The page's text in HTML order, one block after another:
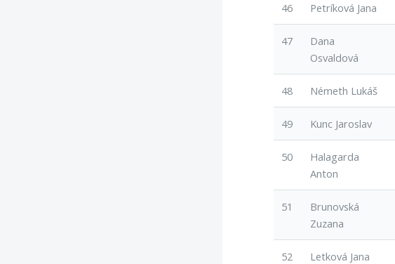
46 Petríková Jana
47
Dana
Osvaldová
48 Németh Lukáš
49 Kunc Jaroslav
50
Halagarda
Anton
51
Brunovská
Zuzana
52 Letková Jana